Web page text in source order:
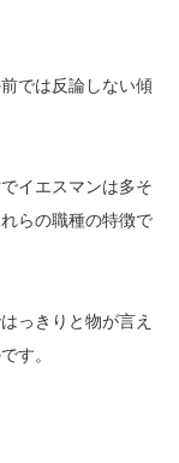
では反論しない傾
イエスマンは多そ
らの職種の特徴で
っきりと物が言え
す。